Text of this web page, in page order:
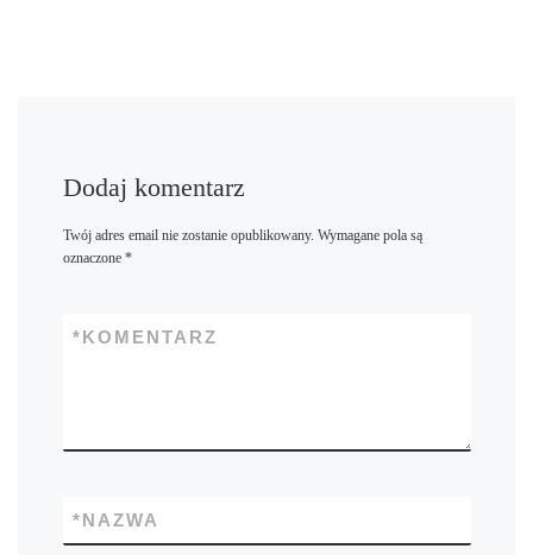
Dodaj komentarz
Twój adres email nie zostanie opublikowany. Wymagane pola są
oznaczone *
KOMENTARZ
*
NAZWA
*